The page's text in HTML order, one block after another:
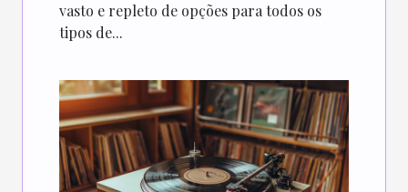
vasto e repleto de opções para todos os
tipos de...